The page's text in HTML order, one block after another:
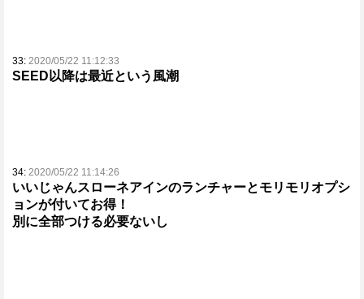
33: 2020/05/22 11:12:33
SEED以降は最近という風潮
34: 2020/05/22 11:14:26
いいじゃんスローネアインのランチャーとモリモリオプシ
ョンが付いてお得！
別に全部つける必要ないし